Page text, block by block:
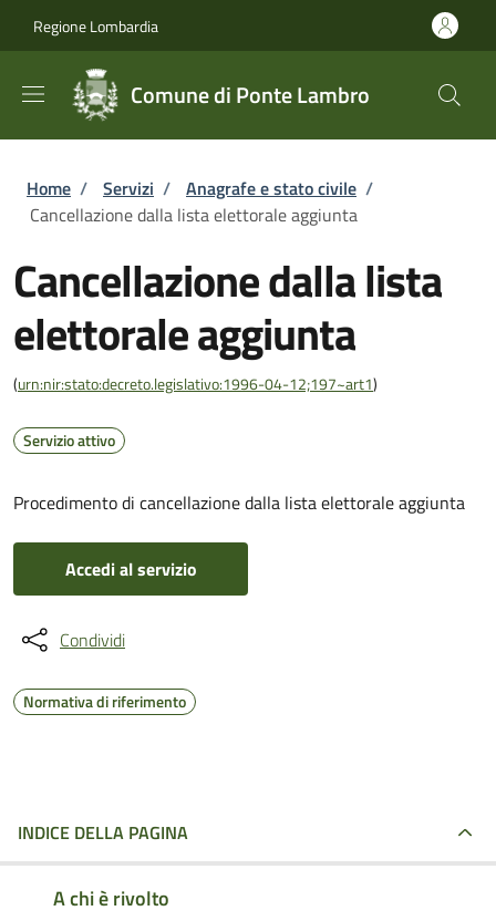
Regione Lombardia
Comune di Ponte Lambro
Briciole di pane
Home / Servizi / Anagrafe e stato civile /
Cancellazione dalla lista elettorale aggiunta
Cancellazione dalla lista
elettorale aggiunta
(urn:nir:stato:decreto.legislativo:1996-04-12;197~art1)
Servizio attivo
Procedimento di cancellazione dalla lista elettorale aggiunta
Accedi al servizio
Condividi
Normativa di riferimento
INDICE DELLA PAGINA
A chi è rivolto